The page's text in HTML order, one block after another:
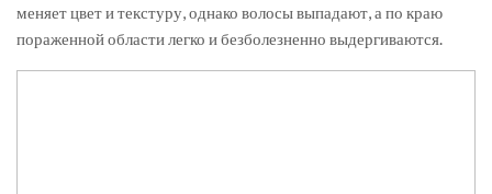
меняет цвет и текстуру, однако волосы выпадают, а по краю
пораженной области легко и безболезненно выдергиваются.